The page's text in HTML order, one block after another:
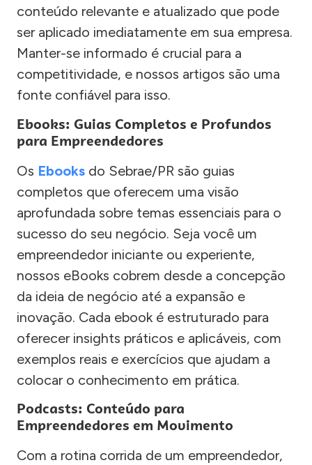
conteúdo relevante e atualizado que pode
ser aplicado imediatamente em sua empresa.
Manter-se informado é crucial para a
competitividade, e nossos artigos são uma
fonte confiável para isso.
Ebooks: Guias Completos e Profundos
para Empreendedores
Os Ebooks do Sebrae/PR são guias
completos que oferecem uma visão
aprofundada sobre temas essenciais para o
sucesso do seu negócio. Seja você um
empreendedor iniciante ou experiente,
nossos eBooks cobrem desde a concepção
da ideia de negócio até a expansão e
inovação. Cada ebook é estruturado para
oferecer insights práticos e aplicáveis, com
exemplos reais e exercícios que ajudam a
colocar o conhecimento em prática.
Podcasts: Conteúdo para
Empreendedores em Movimento
Com a rotina corrida de um empreendedor,